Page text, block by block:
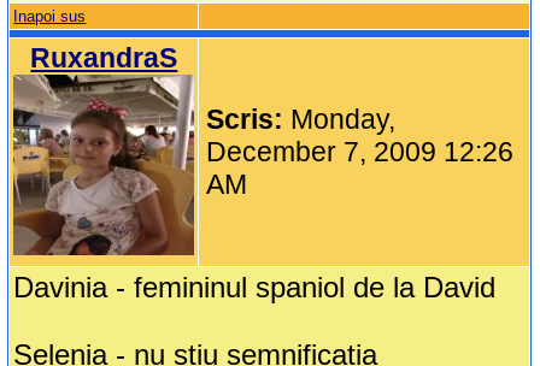
Inapoi sus
RuxandraS
Scris: Monday,
December 7, 2009 12:26
AM
Davinia - femininul spaniol de la David
Selenia - nu stiu semnificatia